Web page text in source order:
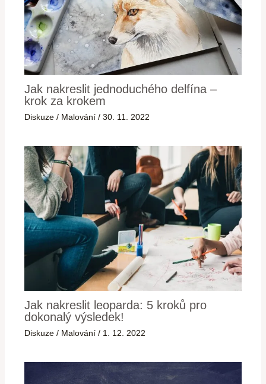
Jak nakreslit jednoduchého delfína –
krok za krokem
Diskuze / Malování /30. 11. 2022
Jak nakreslit leoparda: 5 kroků pro
dokonalý výsledek!
Diskuze / Malování / 1. 12. 2022